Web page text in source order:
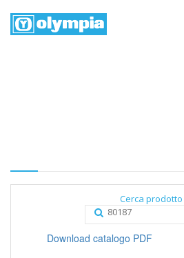
Cerca prodotto
Download catalogo PDF